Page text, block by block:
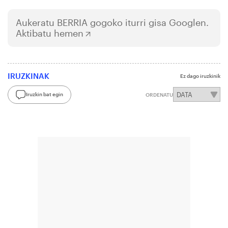
Aukeratu BERRIA gogoko iturri gisa Googlen.
Aktibatu hemen
IRUZKINAK Ez dago iruzkinik
Iruzkin bat egin ORDENATU